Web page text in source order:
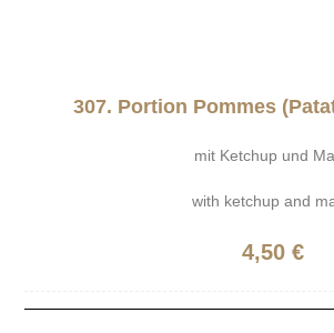
307. Portion Pommes
mit Ketchup und
with ketchup and
4,50 €